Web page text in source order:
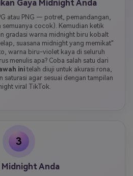
Gaya Midnight Anda
atau PNG — potret, pemandangan,
cocok). Kemudian ketik
gradasi warna midnight biru kobalt
suasana midnight yang memikat"
warna biru-violet kaya di seluruh
menulis apa? Coba salah satu dari
initelah diuji untuk akurasi rona,
saturasi agar sesuai dengan tampilan
viral TikTok.
3
Anda